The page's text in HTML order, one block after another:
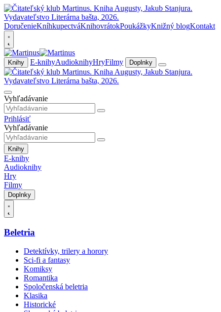
DoručenieKníhkupectváKnihovrátokPoukážkyKnižný blogKontakt
Knihy E-knihyAudioknihyHryFilmy Doplnky
Vyhľadávanie
Prihlásiť
Vyhľadávanie
Knihy
E-knihy
Audioknihy
Hry
Filmy
Doplnky
Beletria
Detektívky, trilery a horory
Sci-fi a fantasy
Komiksy
Romantika
Spoločenská beletria
Klasika
Historické